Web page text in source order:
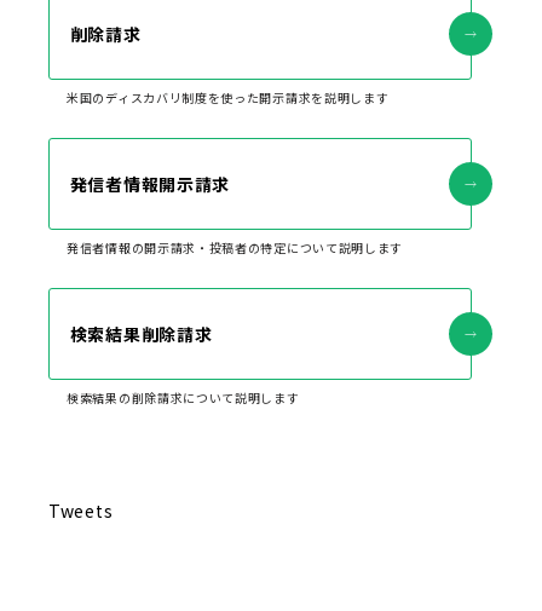
削除請求
米国のディスカバリ制度を使った開示請求を説明します
発信者情報開示請求
発信者情報の開示請求・投稿者の特定について説明します
検索結果削除請求
検索結果の削除請求について説明します
Tweets